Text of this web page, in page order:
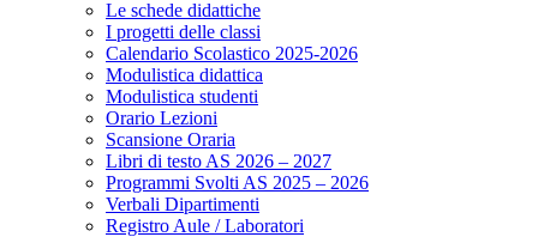
Le schede didattiche
I progetti delle classi
Calendario Scolastico 2025-2026
Modulistica didattica
Modulistica studenti
Orario Lezioni
Scansione Oraria
Libri di testo AS 2026 – 2027
Programmi Svolti AS 2025 – 2026
Verbali Dipartimenti
Registro Aule / Laboratori